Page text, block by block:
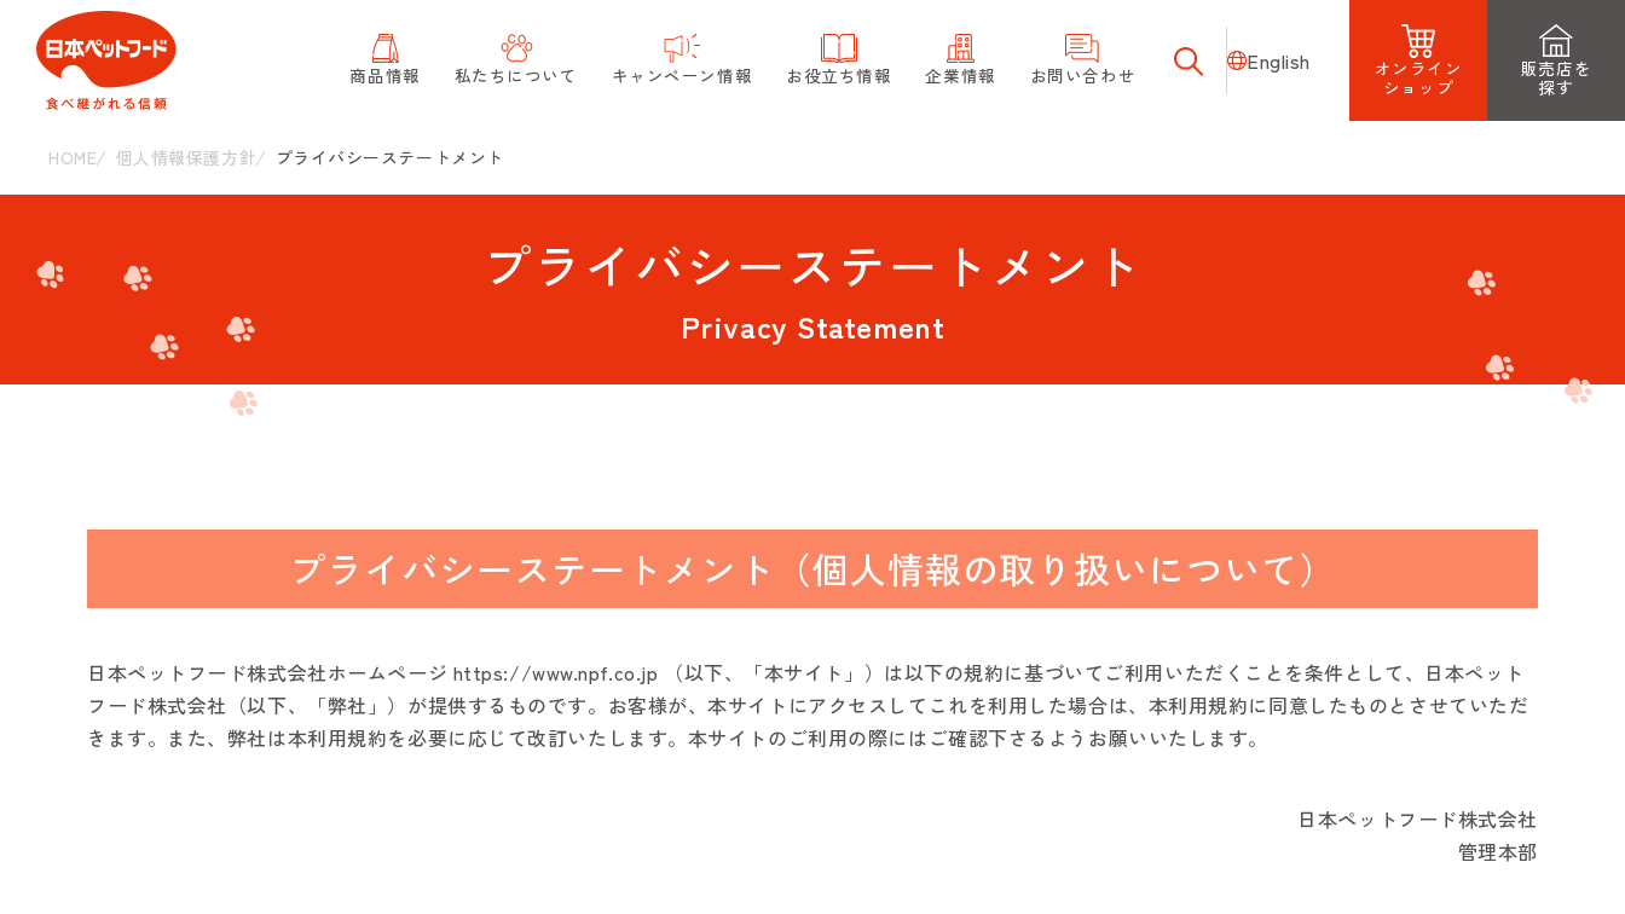
商品情報 私たちについて キャンペーン情報 お役立ち情報 企業情報 お問い合わせ English
オンライン
ショップ
販売店を
探す
HOME 個人情報保護方針 プライバシーステートメント
プライバシーステートメント
Privacy Statement
プライバシーステートメント（個人情報の取り扱いについて）
日本ペットフード株式会社ホームページ https://www.npf.co.jp （以下、「本サイト」）は以下の規約に基づいてご利用いただくことを条件として、日本ペット
フード株式会社（以下、「弊社」）が提供するものです。お客様が、本サイトにアクセスしてこれを利用した場合は、本利用規約に同意したものとさせていただ
きます。また、弊社は本利用規約を必要に応じて改訂いたします。本サイトのご利用の際にはご確認下さるようお願いいたします。
日本ペットフード株式会社
管理本部